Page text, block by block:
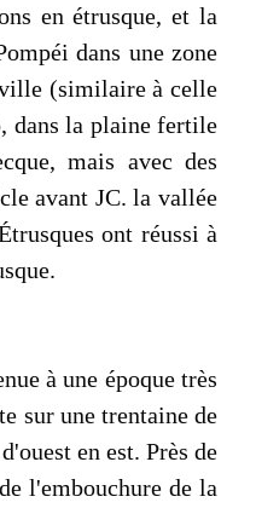
en étrusque, et la
dans une zone
ville (similaire à celle
dans la plaine fertile
mais avec des
avant JC. la vallée
ont réussi à
à une époque très
sur une trentaine de
en est. Près de
l'embouchure de la